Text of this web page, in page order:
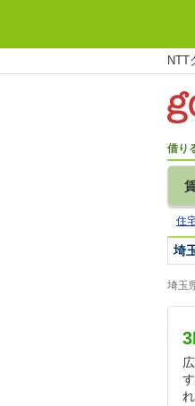
NTT
借り
住
埼
埼玉